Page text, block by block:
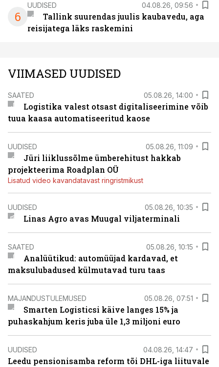
6
UUDISED 04.08.26, 09:56
Tallink suurendas juulis kaubavedu, aga
reisijatega läks raskemini
VIIMASED UUDISED
SAATED 05.08.26, 14:00
Logistika valest otsast digitaliseerimine võib
tuua kaasa automatiseeritud kaose
UUDISED 05.08.26, 11:09
Jüri liiklussõlme ümberehitust hakkab
projekteerima Roadplan OÜ
Lisatud video kavandatavast ringristmikust
UUDISED 05.08.26, 10:35
Linas Agro avas Muugal viljaterminali
SAATED 05.08.26, 10:15
Analüütikud: automüüjad kardavad, et
maksulubadused külmutavad turu taas
MAJANDUSTULEMUSED 05.08.26, 07:51
Smarten Logisticsi käive langes 15% ja
puhaskahjum keris juba üle 1,3 miljoni euro
UUDISED 04.08.26, 14:47
Leedu pensionisamba reform tõi DHL-iga liituvale